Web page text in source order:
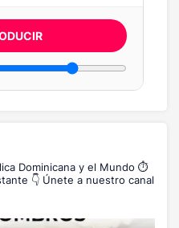
Dominicana y el Mundo ⏱️
👇 Únete a nuestro canal